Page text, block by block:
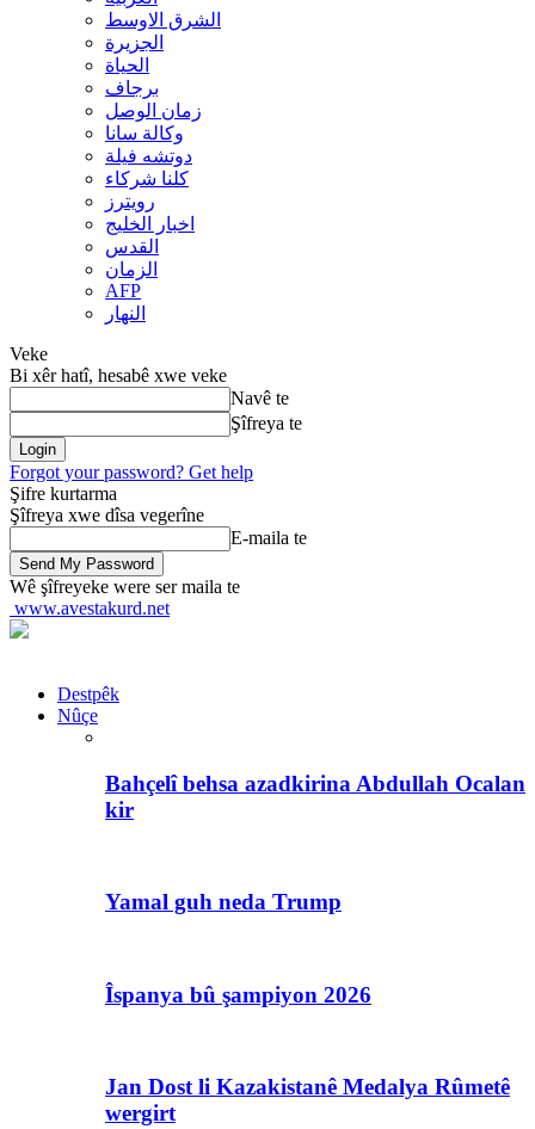
الشرق الاوسط
الجزيرة
الحیاة
برجاف
زمان الوصل
وکالة سانا
دوتشه فیلة
کلنا شرکاء
رويترز
اخبار الخلیج
القدس
الزمان
AFP
النهار
Veke
Bi xêr hatî, hesabê xwe veke
Navê te
Şîfreya te
Forgot your password? Get help
Şifre kurtarma
Şîfreya xwe dîsa vegerîne
E-maila te
Wê şîfreyeke were ser maila te
www.avestakurd.net
Destpêk
Nûçe
Bahçelî behsa azadkirina Abdullah Ocalan
kir
Yamal guh neda Trump
Îspanya bû şampiyon 2026
Jan Dost li Kazakistanê Medalya Rûmetê
wergirt